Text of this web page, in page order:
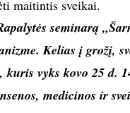
maitintis tik tuomet, kai
sau pasakysime, kad
sveikatos. Dažnai
tam nepasiruošę,
prie buvusios